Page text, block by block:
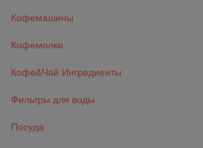
Кофемашины
Кофемолки
Кофе&Чай Ингредиенты
Фильтры для воды
Посуда